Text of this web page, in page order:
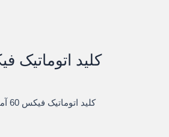
کلید اتوماتیک فيکس
کلید اتوماتیک فيکس 60 آمپر مدل EAZYPACT